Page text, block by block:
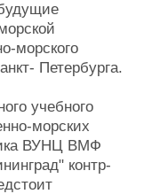
флота
морского
Петербурга.
учебного
морских
ВУНЦ ВМФ
контр-